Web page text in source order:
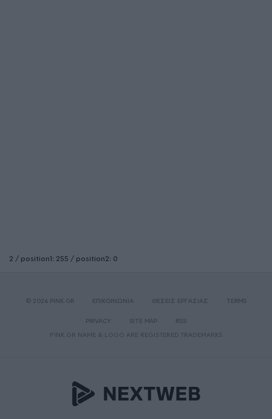
2 / position1: 255 / position2: 0
© 2026 PINK.GR ΕΠΙΚΟΙΝΩΝΙΑ ΘΕΣΕΙΣ ΕΡΓΑΣΙΑΣ TERMS
PRIVACY SITE MAP
RSS
PINK.GR NAME & LOGO ARE REGISTERED TRADEMARKS